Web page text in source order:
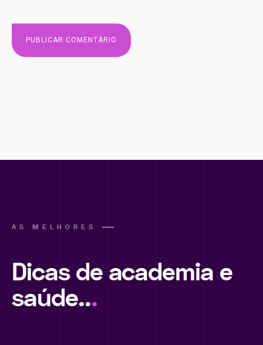
AS MELHORES
Dicas de academia e
saúde...